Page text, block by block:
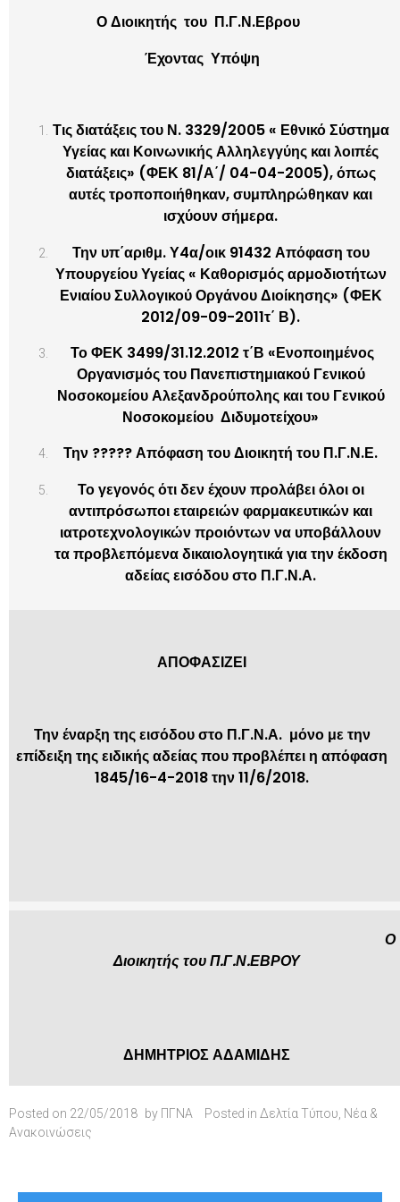
Ο Διοικητής του Π.Γ.Ν.Εβρου
Έχοντας Υπόψη
Τις διατάξεις του Ν. 3329/2005 « Εθνικό Σύστημα
Υγείας και Κοινωνικής Αλληλεγγύης και λοιπές
διατάξεις» (ΦΕΚ 81/Α΄/ 04-04-2005), όπως
αυτές τροποποιήθηκαν, συμπληρώθηκαν και
ισχύουν σήμερα.
Την υπ΄αριθμ. Υ4α/οικ 91432 Απόφαση του
Υπουργείου Υγείας « Καθορισμός αρμοδιοτήτων
Ενιαίου Συλλογικού Οργάνου Διοίκησης» (ΦΕΚ
2012/09-09-2011τ΄ Β).
Το ΦΕΚ 3499/31.12.2012 τ΄Β «Ενοποιημένος
Οργανισμός του Πανεπιστημιακού Γενικού
Νοσοκομείου Αλεξανδρούπολης και του Γενικού
Νοσοκομείου Διδυμοτείχου»
Την ????? Απόφαση του Διοικητή του Π.Γ.Ν.Ε.
Το γεγονός ότι δεν έχουν προλάβει όλοι οι
αντιπρόσωποι εταιρειών φαρμακευτικών και
ιατροτεχνολογικών προιόντων να υποβάλλουν
τα προβλεπόμενα δικαιολογητικά για την έκδοση
αδείας εισόδου στο Π.Γ.Ν.Α.
ΑΠΟΦΑΣΙΖΕΙ
Την έναρξη της εισόδου στο Π.Γ.Ν.Α. μόνο με την
επίδειξη της ειδικής αδείας που προβλέπει η απόφαση
1845/16-4-2018 την 11/6/2018.
Ο
Διοικητής του Π.Γ.Ν.ΕΒΡΟΥ
ΔΗΜΗΤΡΙΟΣ ΑΔΑΜΙΔΗΣ
Posted on 22/05/2018 by ΠΓΝΑ Posted in Δελτία Τύπου Νέα &
Ανακοινώσεις